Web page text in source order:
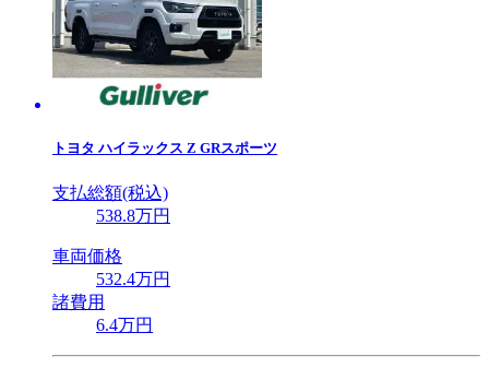
トヨタ ハイラックス Z GRスポーツ
支払総額(税込)
538.8万円
車両価格
532.4万円
諸費用
6.4万円